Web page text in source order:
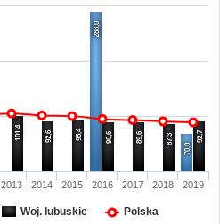
288,0
70,0
101,4 92,6 95,4 90,6 89,6 87,3 92,7
2013 2014 2015 2016 2017 2018 2019
Woj. lubuskie Polska